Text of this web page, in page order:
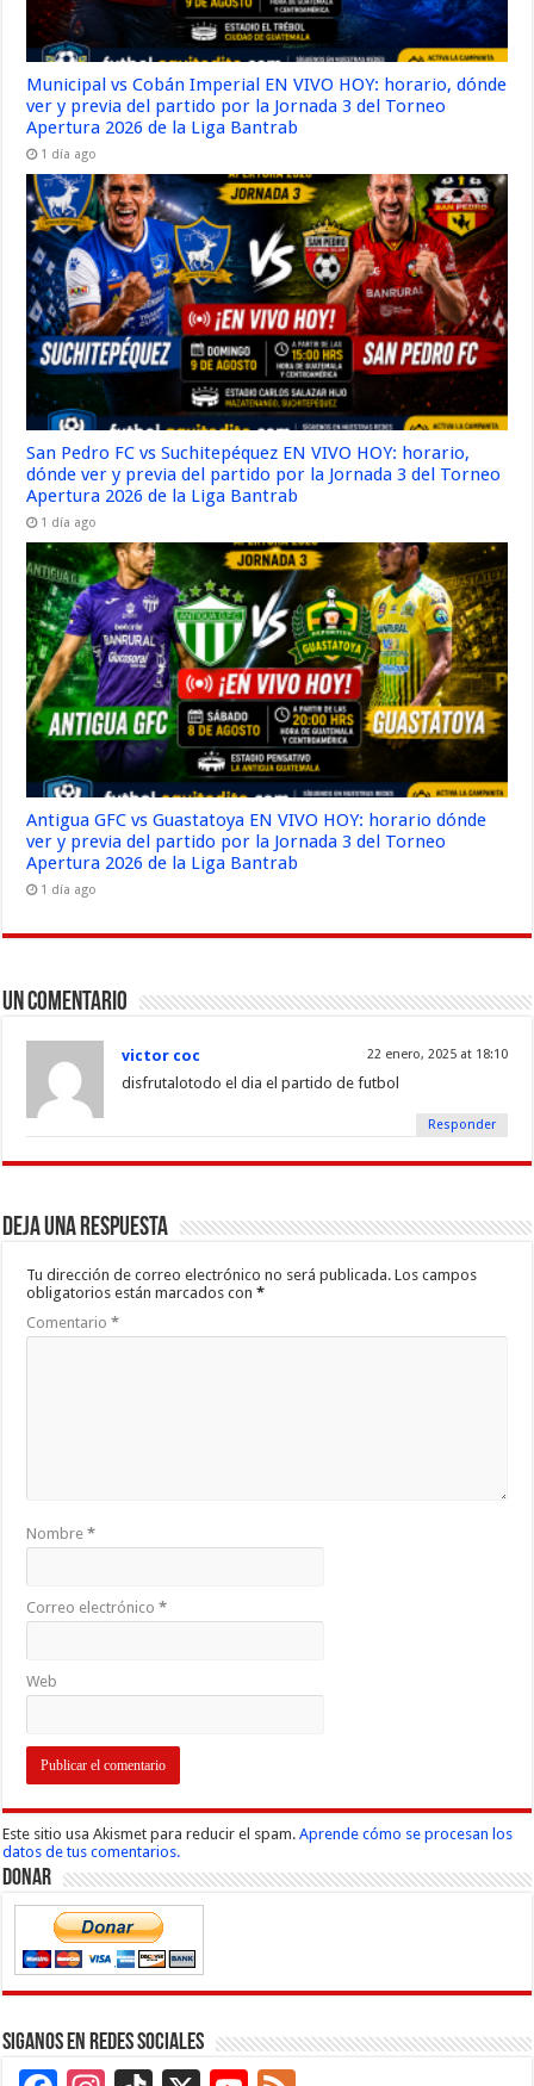
Municipal vs Cobán Imperial EN VIVO HOY: horario, dónde
ver y previa del partido por la Jornada 3 del Torneo
Apertura 2026 de la Liga Bantrab
1 día ago
San Pedro FC vs Suchitepéquez EN VIVO HOY: horario,
dónde ver y previa del partido por la Jornada 3 del Torneo
Apertura 2026 de la Liga Bantrab
1 día ago
Antigua GFC vs Guastatoya EN VIVO HOY: horario dónde
ver y previa del partido por la Jornada 3 del Torneo
Apertura 2026 de la Liga Bantrab
1 día ago
Un comentario
victor coc 22 enero, 2025 at 18:10
disfrutalotodo el dia el partido de futbol
Responder
Deja una respuesta
Tu dirección de correo electrónico no será publicada. Los campos
obligatorios están marcados con*
Comentario*
Nombre*
Correo electrónico*
Web
Este sitio usa Akismet para reducir el spam.Aprende cómo se procesan los
datos de tus comentarios.
Donar
Siganos en Redes Sociales